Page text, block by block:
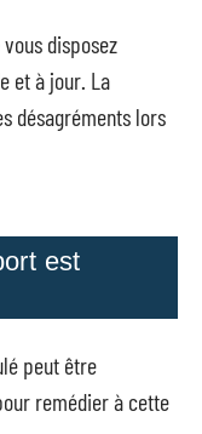
disposez
et à jour. La
désagréments lors
est
peut être
remédier à cette